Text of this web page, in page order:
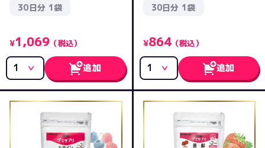
30日分 1袋
¥1,069 （税込）
追加
30日分 1袋
¥864（税込）
追加